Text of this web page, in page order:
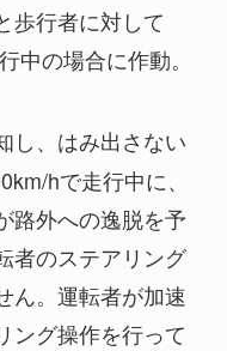
歩行者に対して
中の場合に作動。
し、はみ出さない
hで走行中に、
路外への逸脱を予
者のステアリング
ん。運転者が加速
ング操作を行って